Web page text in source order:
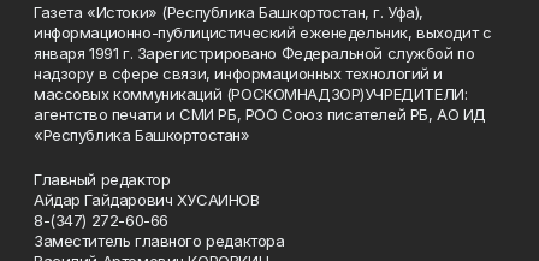
Газета «Истоки» (Республика Башкортостан, г. Уфа),
информационно-публицистический еженедельник, выходит с
января 1991 г. Зарегистрировано Федеральной службой по
надзору в сфере связи, информационных технологий и
массовых коммуникаций (РОСКОМНАДЗОР)УЧРЕДИТЕЛИ:
агентство печати и СМИ РБ, РОО Союз писателей РБ, АО ИД
«Республика Башкортостан»
Главный редактор
Айдар Гайдарович ХУСАИНОВ
8-(347) 272-60-66
Заместитель главного редактора